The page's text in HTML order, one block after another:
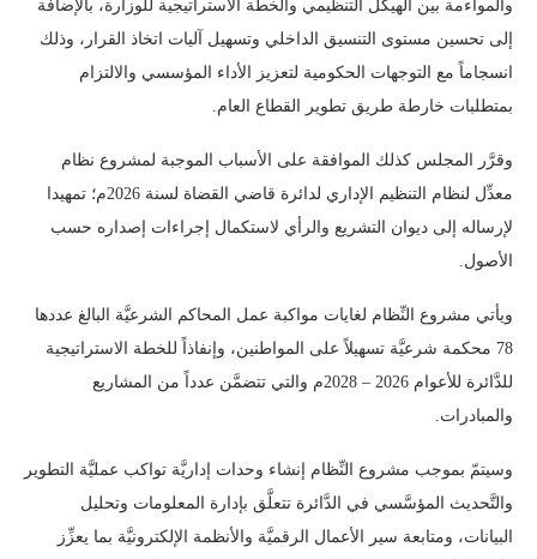
والمواءمة بين الهيكل التنظيمي والخطة الاستراتيجية للوزارة، بالإضافة
إلى تحسين مستوى التنسيق الداخلي وتسهيل آليات اتخاذ القرار، وذلك
انسجاماً مع التوجهات الحكومية لتعزيز الأداء المؤسسي والالتزام
بمتطلبات خارطة طريق تطوير القطاع العام.
وقرَّر المجلس كذلك الموافقة على الأسباب الموجبة لمشروع نظام
معدِّل لنظام التنظيم الإداري لدائرة قاضي القضاة لسنة 2026م؛ تمهيدا
لإرساله إلى ديوان التشريع والرأي لاستكمال إجراءات إصداره حسب
الأصول.
ويأتي مشروع النِّظام لغايات مواكبة عمل المحاكم الشرعيَّة البالغ عددها
78 محكمة شرعيَّة تسهيلاً على المواطنين، وإنفاذاً للخطة الاستراتيجية
للدَّائرة للأعوام 2026 – 2028م والتي تتضمَّن عدداً من المشاريع
والمبادرات.
وسيتمّ بموجب مشروع النِّظام إنشاء وحدات إداريَّة تواكب عمليَّة التطوير
والتَّحديث المؤسَّسي في الدَّائرة تتعلَّق بإدارة المعلومات وتحليل
البيانات، ومتابعة سير الأعمال الرقميَّة والأنظمة الإلكترونيَّة بما يعزِّز